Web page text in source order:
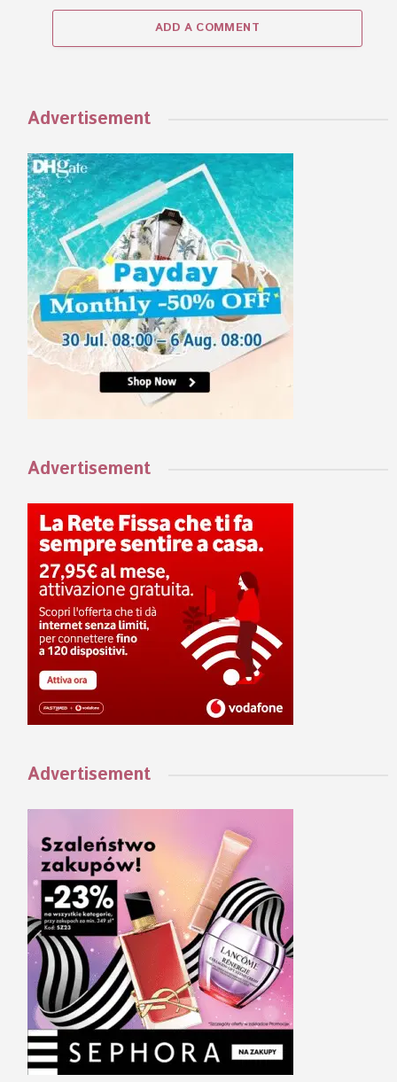
ADD A COMMENT
Advertisement
Advertisement
Advertisement